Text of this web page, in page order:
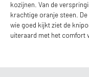
kozijnen. Van de
krachtige oranje steen.
wie goed kijkt ziet de
uiteraard met het comfort